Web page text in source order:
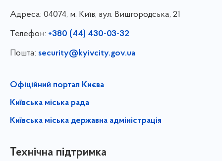
Адреса: 04074, м. Київ, вул. Вишгородська, 21
Телефон: +380 (44) 430-03-32
Пошта: security@kyivcity.gov.ua
Офіційний портал Києва
Київська міська рада
Київська міська державна адміністрація
Технічна підтримка